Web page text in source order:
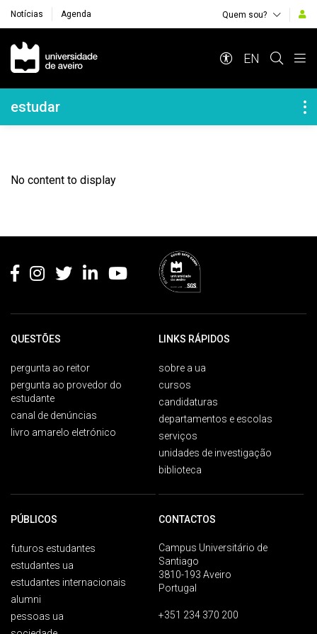
Notícias Agenda Quem sou?
Navegação Principal
EN
Navegação Lateral
estudar
No content to display
QUESTÕES
pergunta ao reitor
pergunta ao provedor do
estudante
canal de denúncias
livro amarelo eletrónico
LINKS RÁPIDOS
sobre a ua
cursos
candidaturas
departamentos e escolas
serviços
unidades de investigação
biblioteca
PÚBLICOS
futuros estudantes
estudantes ua
estudantes internacionais
alumni
pessoas ua
CONTACTOS
Campus Universitário de
Santiago
3810-193 Aveiro
Portugal
+351 234 370 200